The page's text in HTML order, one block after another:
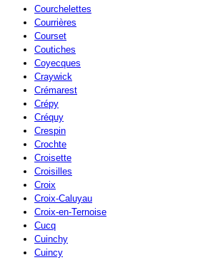
Courchelettes
Courrières
Courset
Coutiches
Coyecques
Craywick
Crémarest
Crépy
Créquy
Crespin
Crochte
Croisette
Croisilles
Croix
Croix-Caluyau
Croix-en-Ternoise
Cucq
Cuinchy
Cuincy